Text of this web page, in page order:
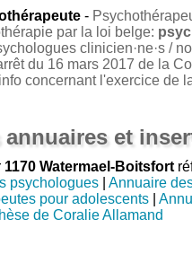
-
par la loi belge:
clinicien·ne·s /
du 16 mars 2017 de la
concernant l'exercice de
annuaires et
1170 Watermael-Boitsfort
psychologues| Annuaire
pour adolescents|
de Coralie Allamand